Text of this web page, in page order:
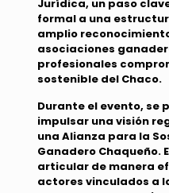
Jurídica, un paso
formal a una
amplio
asociaciones
profesionales
sostenible del Chaco.
Durante el evento, se
impulsar una visión
una Alianza para la
Ganadero Chaqueño.
articular de manera
actores vinculados a